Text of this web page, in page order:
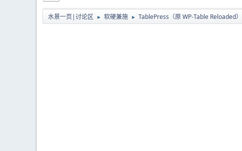
水景一页|讨论区 ► 软硬兼施 ► TablePress（原 WP-Table Reloaded）